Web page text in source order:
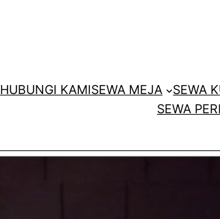
HUBUNGI KAMISEWA MEJA SEWA
SEWA